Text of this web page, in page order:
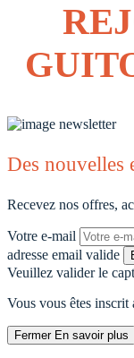
Des nouvelles
Recevez nos offres,
Votre e-mail
adresse email valide
Veuillez valider le
Vous vous êtes inscrit
Fermer En savoir plus